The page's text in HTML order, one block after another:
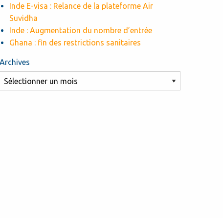
Inde E-visa : Relance de la plateforme Air
Suvidha
Inde : Augmentation du nombre d’entrée
Ghana : fin des restrictions sanitaires
Archives